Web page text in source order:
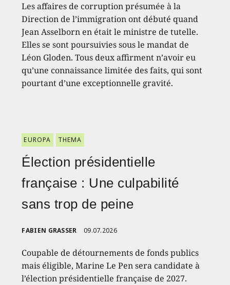
Les affaires de corruption présumée à la
Direction de l’immigration ont débuté quand
Jean Asselborn en était le ministre de tutelle.
Elles se sont poursuivies sous le mandat de
Léon Gloden. Tous deux affirment n’avoir eu
qu’une connaissance limitée des faits, qui sont
pourtant d’une exceptionnelle gravité.
EUROPA THEMA
Élection présidentielle
française : Une culpabilité
sans trop de peine
FABIEN GRASSER 09.07.2026
Coupable de détournements de fonds publics
mais éligible, Marine Le Pen sera candidate à
l’élection présidentielle française de 2027.